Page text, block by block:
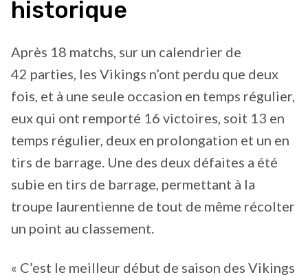
historique
Après 18 matchs, sur un calendrier de
42 parties, les Vikings n’ont perdu que deux
fois, et à une seule occasion en temps régulier,
eux qui ont remporté 16 victoires, soit 13 en
temps régulier, deux en prolongation et un en
tirs de barrage. Une des deux défaites a été
subie en tirs de barrage, permettant à la
troupe laurentienne de tout de même récolter
un point au classement.
« C’est le meilleur début de saison des Vikings